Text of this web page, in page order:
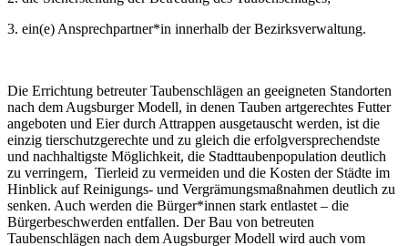
3. ein(e) Ansprechpartner*in innerhalb der Bezirksverwaltung.
Die Errichtung betreuter Taubenschlägen an geeigneten Standorten
nach dem Augsburger Modell, in denen Tauben artgerechtes Futter
angeboten und Eier durch Attrappen ausgetauscht werden, ist die
einzig tierschutzgerechte und zu gleich die erfolgversprechendste
und nachhaltigste Möglichkeit, die Stadttaubenpopulation deutlich
zu verringern, Tierleid zu vermeiden und die Kosten der Städte im
Hinblick auf Reinigungs- und Vergrämungsmaßnahmen deutlich zu
senken. Auch werden die Bürger*innen stark entlastet – die
Bürgerbeschwerden entfallen. Der Bau von betreuten
Taubenschlägen nach dem Augsburger Modell wird auch vom